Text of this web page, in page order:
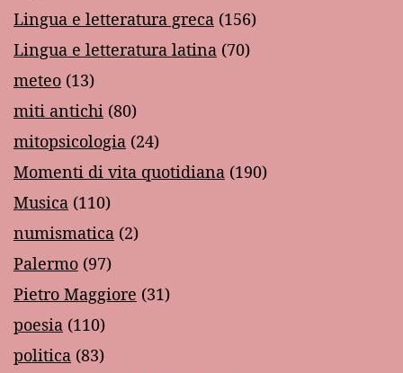
Lingua e letteratura greca (156)
Lingua e letteratura latina (70)
meteo (13)
miti antichi (80)
mitopsicologia (24)
Momenti di vita quotidiana (190)
Musica (110)
numismatica (2)
Palermo (97)
Pietro Maggiore (31)
poesia (110)
politica (83)